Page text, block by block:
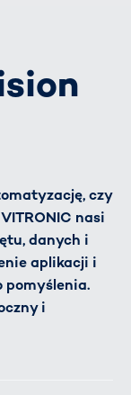
czy
nasi
danych i
aplikacji i
pomyślenia.
i